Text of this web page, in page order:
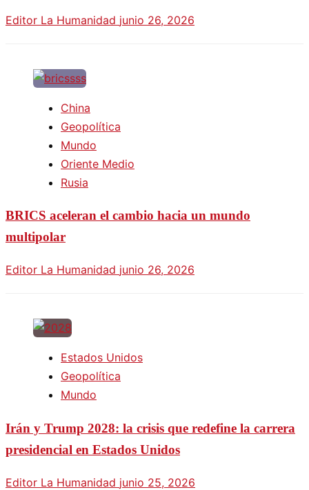
Editor La Humanidad junio 26, 2026
China
Geopolítica
Mundo
Oriente Medio
Rusia
BRICS aceleran el cambio hacia un mundo
multipolar
Editor La Humanidad junio 26, 2026
Estados Unidos
Geopolítica
Mundo
Irán y Trump 2028: la crisis que redefine la carrera
presidencial en Estados Unidos
Editor La Humanidad junio 25, 2026